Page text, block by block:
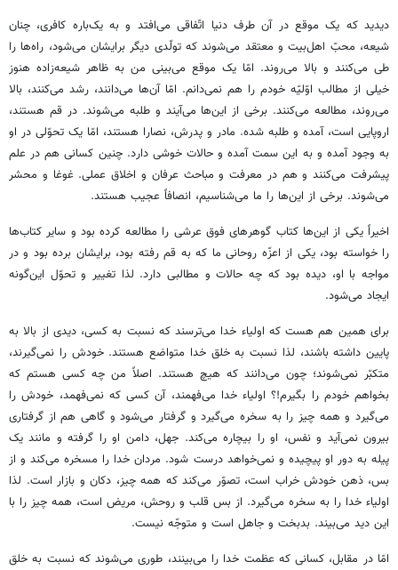
دیدید که یک موقع در آن طرف دنیا اتّفاقی می‌افتد و به یک‌باره کافری، چنان
شیعه، محبّ اهل‌بیت و معتقد می‌شوند که تولّدی دیگر برایشان می‌شود، راه‌ها را
طی می‌کنند و بالا می‌روند. امّا یک موقع می‌بینی من به ظاهر شیعه‌زاده هنوز
خیلی از مطالب اوّلیّه خودم را هم نمی‌دانم. امّا آن‌ها می‌دانند، رشد می‌کنند، بالا
می‌روند، مطالعه می‌کنند. برخی از این‌ها می‌آیند و طلبه می‌شوند. در قم هستند،
اروپایی است، آمده و طلبه شده. مادر و پدرش، نصارا هستند، امّا یک تحوّلی در او
به وجود آمده و به این سمت آمده و حالات خوشی دارد. چنین کسانی هم در علم
پیشرفت می‌کنند و هم در معرفت و مباحث عرفان و اخلاق عملی. غوغا و محشر
می‌شوند. برخی از این‌ها را ما می‌شناسیم، انصافاً عجیب هستند.
اخیراً یکی از این‌ها کتاب گوهرهای فوق عرشی را مطالعه کرده بود و سایر کتاب‌ها
را خواسته بود، یکی از اعزّه روحانی ما که به قم رفته بود، برایشان برده بود و در
مواجه با او، دیده بود که چه حالات و مطالبی دارد. لذا تغییر و تحوّل این‌گونه
ایجاد می‌شود.
برای همین هم هست که اولیاء خدا می‌ترسند که نسبت به کسی، دیدی از بالا به
پایین داشته باشند، لذا نسبت به خلق خدا متواضع هستند. خودش را نمی‌گیرند،
متکبّر نمی‌شوند؛ چون می‌دانند که هیچ هستند. اصلاً من چه کسی هستم که
بخواهم خودم را بگیرم!؟ اولیاء خدا می‌فهمند، آن کسی که نمی‌فهمد، خودش را
می‌گیرد و همه چیز را به سخره می‌گیرد و گرفتار می‌شود و گاهی هم از گرفتاری
بیرون نمی‌آید و نفس، او را بیچاره می‌کند. جهل، دامن او را گرفته و مانند یک
پیله به دور او پیچیده و نمی‌خواهد درست شود. مردان خدا را مسخره می‌کند و از
بس، ذهن خودش خراب است، تصوّر می‌کند که همه چیز، دکان و بازار است. لذا
اولیاء خدا را به سخره می‌گیرد. از بس قلب و روحش، مریض است، همه چیز را با
این دید می‌بیند. بدبخت و جاهل است و متوجّه نیست.
امّا در مقابل، کسانی که عظمت خدا را می‌بینند، طوری می‌شوند که نسبت به خلق